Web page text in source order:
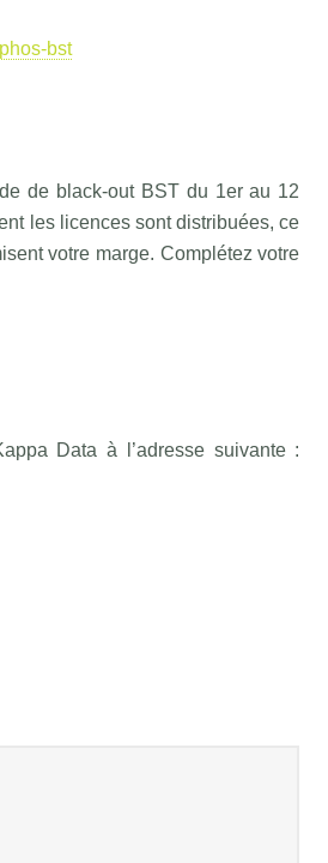
bst
de black-out BST du 1er au 12
les licences sont distribuées, ce
votre marge. Complétez votre
Data à l’adresse suivante :